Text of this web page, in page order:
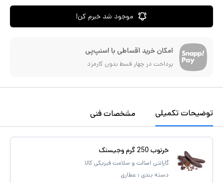
موجود شد خبرم کن!
امکان خرید اقساطی با اسنپ‌پی
پرداخت در چهار قسط بدون کارمزد
توضیحات تکمیلی مشخصات فنی
خرنوب 250 گرم وجیسنک
گارانتی اصالت و سلامت فیزیکی کالا
دسته بندی : عطاری